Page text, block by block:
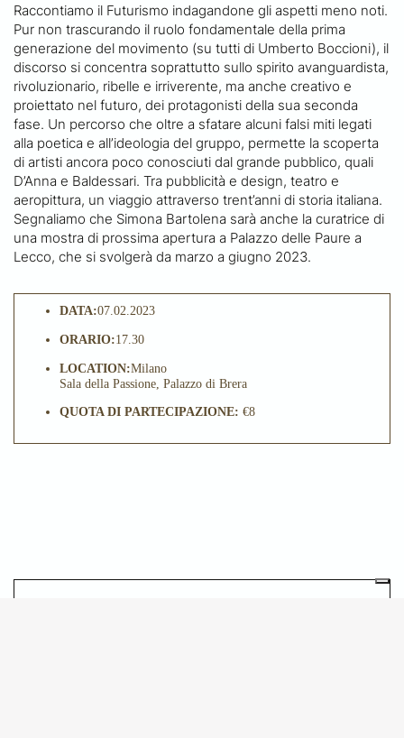
Raccontiamo il Futurismo indagandone gli aspetti meno noti.
Pur non trascurando il ruolo fondamentale della prima
generazione del movimento (su tutti di Umberto Boccioni), il
discorso si concentra soprattutto sullo spirito avanguardista,
rivoluzionario, ribelle e irriverente, ma anche creativo e
proiettato nel futuro, dei protagonisti della sua seconda
fase. Un percorso che oltre a sfatare alcuni falsi miti legati
alla poetica e all’ideologia del gruppo, permette la scoperta
di artisti ancora poco conosciuti dal grande pubblico, quali
D’Anna e Baldessari. Tra pubblicità e design, teatro e
aeropittura, un viaggio attraverso trent’anni di storia italiana.
Segnaliamo che Simona Bartolena sarà anche la curatrice di
una mostra di prossima apertura a Palazzo delle Paure a
Lecco, che si svolgerà da marzo a giugno 2023.
DATA:07.02.2023
ORARIO:17.30
LOCATION:Milano
Sala della Passione, Palazzo di Brera
QUOTA DI PARTECIPAZIONE: €8